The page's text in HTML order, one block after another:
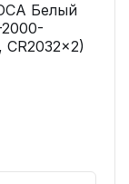
Белый
CR2032x2)